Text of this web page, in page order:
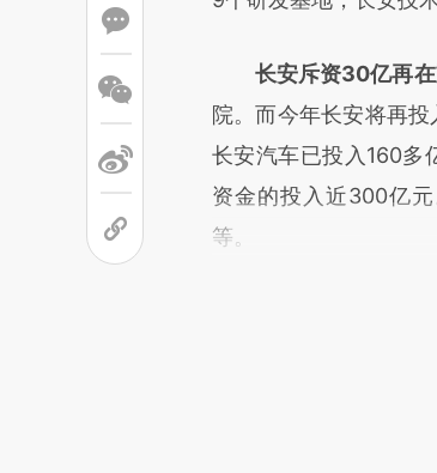
长安斥资30亿再
院。而今年长安将再
长安汽车已投入160多
资金的投入近300亿
等。